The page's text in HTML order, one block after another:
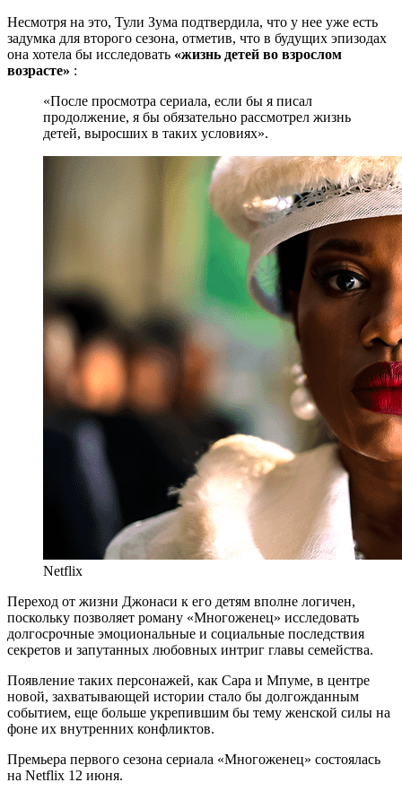
Несмотря на это, Тули Зума подтвердила, что у нее уже есть
задумка для второго сезона, отметив, что в будущих эпизодах
она хотела бы исследовать «жизнь детей во взрослом
возрасте» :
«После просмотра сериала, если бы я писал
продолжение, я бы обязательно рассмотрел жизнь
детей, выросших в таких условиях».
Netflix
Переход от жизни Джонаси к его детям вполне логичен,
поскольку позволяет роману «Многоженец» исследовать
долгосрочные эмоциональные и социальные последствия
секретов и запутанных любовных интриг главы семейства.
Появление таких персонажей, как Сара и Мпуме, в центре
новой, захватывающей истории стало бы долгожданным
событием, еще больше укрепившим бы тему женской силы на
фоне их внутренних конфликтов.
Премьера первого сезона сериала «Многоженец» состоялась
на Netflix 12 июня.